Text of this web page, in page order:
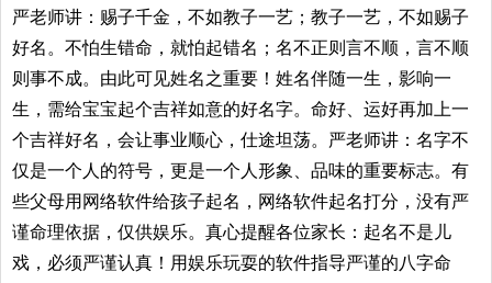
严老师讲：赐子千金，不如教子一艺；教子一艺，不如赐子
好名。不怕生错命，就怕起错名；名不正则言不顺，言不顺
则事不成。由此可见姓名之重要！姓名伴随一生，影响一
生，需给宝宝起个吉祥如意的好名字。命好、运好再加上一
个吉祥好名，会让事业顺心，仕途坦荡。严老师讲：名字不
仅是一个人的符号，更是一个人形象、品味的重要标志。有
些父母用网络软件给孩子起名，网络软件起名打分，没有严
谨命理依据，仅供娱乐。真心提醒各位家长：起名不是儿
戏，必须严谨认真！用娱乐玩耍的软件指导严谨的八字命